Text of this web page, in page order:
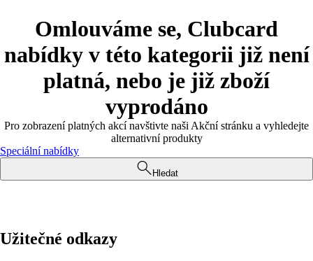
Omlouváme se, Clubcard
nabídky v této kategorii již není
platná, nebo je již zboží
vyprodáno
Pro zobrazení platných akcí navštivte naši Akční stránku a vyhledejte
alternativní produkty
Speciální nabídky
Hledat
Užitečné odkazy